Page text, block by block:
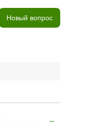
Новый вопрос